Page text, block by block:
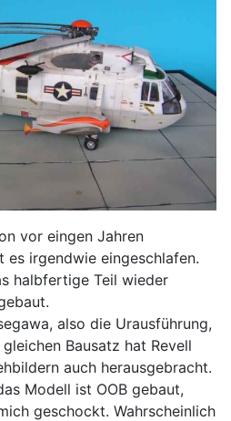
vor eingen Jahren
es irgendwie eingeschlafen.
halbfertige Teil wieder
also die Urausführung,
Bausatz hat Revell
auch herausgebracht.
Modell ist OOB gebaut,
geschockt. Wahrscheinlich